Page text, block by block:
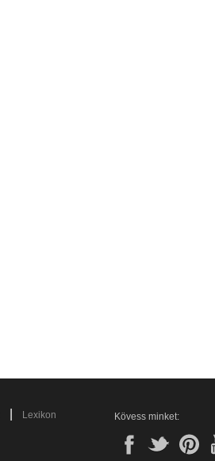
Lexikon
Kövess minket: